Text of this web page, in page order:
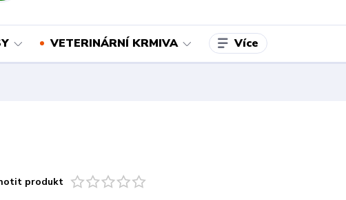
VETERINÁRNÍ KRMIVA Více
produkt